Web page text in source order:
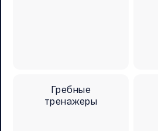
Гребные
тренажеры